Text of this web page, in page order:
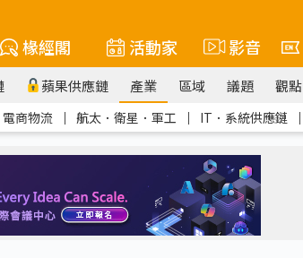
椽經閣 活動家 影音
蘋果供應鏈 產業 區域 議題 觀點
商物流 ｜ 航太．衛星．軍工 ｜ IT．系統供應鏈 ｜